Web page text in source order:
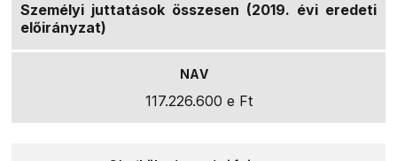
Személyi juttatások összesen (2019. évi eredeti
előirányzat)
117.226.600 e Ft